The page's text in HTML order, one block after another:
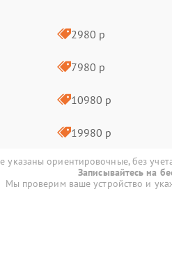
2980 р
7980 р
10980 р
19980 р
указаны ориентировочные, без
Записывайтесь на
Мы проверим ваше устройство и